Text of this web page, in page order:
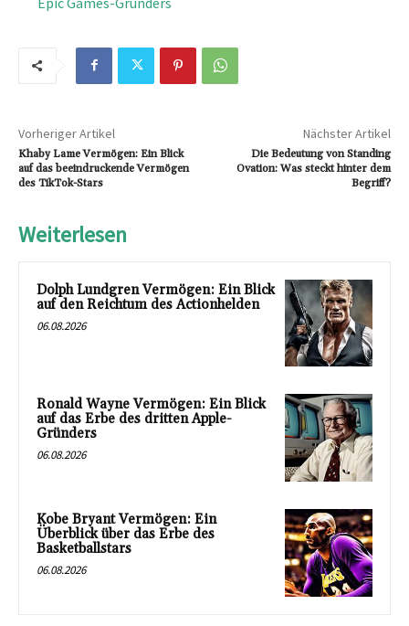
Vorheriger Artikel
Khaby Lame Vermögen: Ein Blick
auf das beeindruckende Vermögen
des TikTok-Stars
Nächster Artikel
Die Bedeutung von Standing
Ovation: Was steckt hinter dem
Begriff?
Weiterlesen
Dolph Lundgren Vermögen: Ein Blick
auf den Reichtum des Actionhelden
06.08.2026
Ronald Wayne Vermögen: Ein Blick
auf das Erbe des dritten Apple-
Gründers
06.08.2026
Kobe Bryant Vermögen: Ein
Überblick über das Erbe des
Basketballstars
06.08.2026